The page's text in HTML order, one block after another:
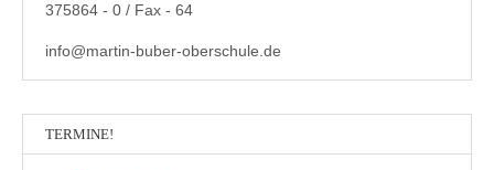
375864 - 0 / Fax - 64
info@martin-buber-oberschule.de
TERMINE!